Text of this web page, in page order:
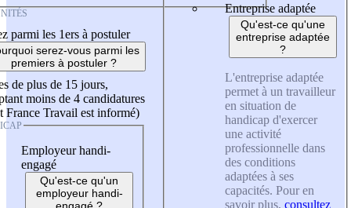
parmi les 1ers à postuler
serez-vous parmi les
premiers à postuler ?
de plus de 15 jours,
moins de 4 candidatures
France Travail est informé)
Employeur handi-
engagé
Qu'est-ce qu'un
employeur handi-
Entreprise adaptée
Qu'est-ce qu'une
entreprise adaptée
?
L'entreprise adaptée
permet à un travailleur
en situation de
handicap d'exercer
une activité
professionnelle dans
des conditions
adaptées à ses
capacités. Pour en
savoir plus, consultez